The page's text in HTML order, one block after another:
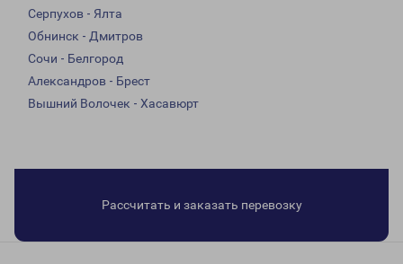
Серпухов - Ялта
Обнинск - Дмитров
Сочи - Белгород
Александров - Брест
Вышний Волочек - Хасавюрт
Рассчитать и заказать перевозку